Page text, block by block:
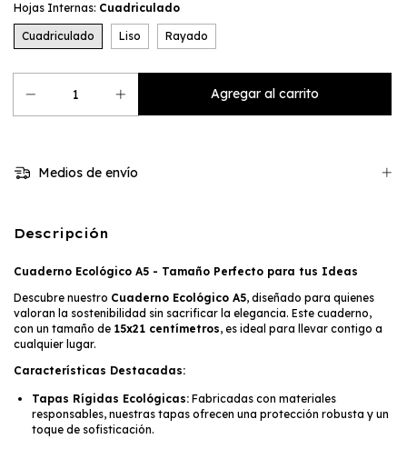
Hojas Internas: Cuadriculado
Cuadriculado Liso Rayado
Medios de envío
Descripción
Cuaderno Ecológico A5 - Tamaño Perfecto para tus Ideas
Descubre nuestro Cuaderno Ecológico A5, diseñado para quienes
valoran la sostenibilidad sin sacrificar la elegancia. Este cuaderno,
con un tamaño de 15x21 centímetros, es ideal para llevar contigo a
cualquier lugar.
Características Destacadas:
Tapas Rígidas Ecológicas: Fabricadas con materiales
responsables, nuestras tapas ofrecen una protección robusta y un
toque de sofisticación.